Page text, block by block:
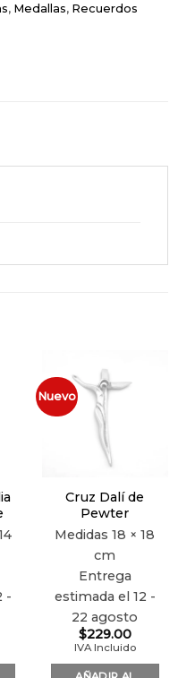
, Medallas, Recuerdos
-
Nuevo
Cruz Dalí de
Pewter
Medidas18 × 18
cm
Entrega
estimada el 12 -
22 agosto
$229.00
IVA Incluido